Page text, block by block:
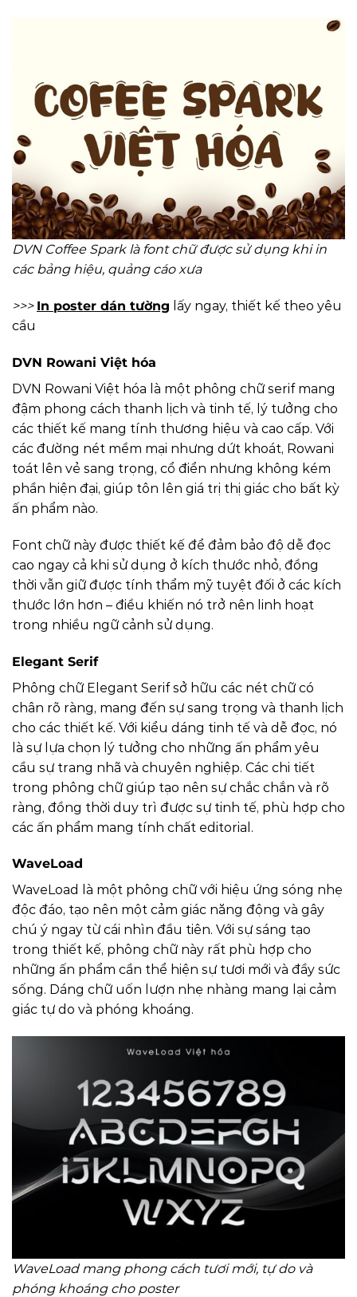
DVN Coffee Spark là font chữ được sử dụng khi in
các bảng hiệu, quảng cáo xưa
>>> In poster dán tường lấy ngay, thiết kế theo yêu
cầu
DVN Rowani Việt hóa
DVN Rowani Việt hóa là một phông chữ serif mang
đậm phong cách thanh lịch và tinh tế, lý tưởng cho
các thiết kế mang tính thương hiệu và cao cấp. Với
các đường nét mềm mại nhưng dứt khoát, Rowani
toát lên vẻ sang trọng, cổ điển nhưng không kém
phần hiện đại, giúp tôn lên giá trị thị giác cho bất kỳ
ấn phẩm nào.
Font chữ này được thiết kế để đảm bảo độ dễ đọc
cao ngay cả khi sử dụng ở kích thước nhỏ, đồng
thời vẫn giữ được tính thẩm mỹ tuyệt đối ở các kích
thước lớn hơn – điều khiến nó trở nên linh hoạt
trong nhiều ngữ cảnh sử dụng.
Elegant Serif
Phông chữ Elegant Serif sở hữu các nét chữ có
chân rõ ràng, mang đến sự sang trọng và thanh lịch
cho các thiết kế. Với kiểu dáng tinh tế và dễ đọc, nó
là sự lựa chọn lý tưởng cho những ấn phẩm yêu
cầu sự trang nhã và chuyên nghiệp. Các chi tiết
trong phông chữ giúp tạo nên sự chắc chắn và rõ
ràng, đồng thời duy trì được sự tinh tế, phù hợp cho
các ấn phẩm mang tính chất editorial.
WaveLoad
WaveLoad là một phông chữ với hiệu ứng sóng nhẹ
độc đáo, tạo nên một cảm giác năng động và gây
chú ý ngay từ cái nhìn đầu tiên. Với sự sáng tạo
trong thiết kế, phông chữ này rất phù hợp cho
những ấn phẩm cần thể hiện sự tươi mới và đầy sức
sống. Dáng chữ uốn lượn nhẹ nhàng mang lại cảm
giác tự do và phóng khoáng.
WaveLoad mang phong cách tươi mới, tự do và
phóng khoáng cho poster